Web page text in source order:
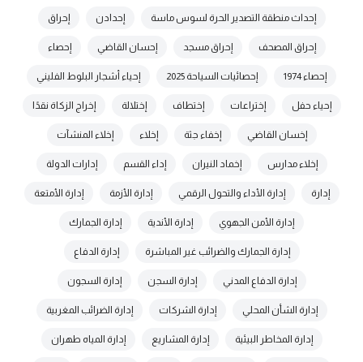
إحداث منطقة التصدير الحرة لسوس ماسة إحدادن إحراق
إحراق المصحف إحراق مسجد إحسان القاضي إحصاء
إحصاء 1974 إحصائيات السياحة 2025 إحياء أشجار البلوط الفليني
إحياء حفل إختراعات إختطاف إختلالة إخراج الزكاة نقدًا
إخسان القاضي إخفاء جثة إخلاء إخلاء المنشآت
إخلاء مدارس إخماد النيران إداء القسم إدارات الدولة
إدارة إدارة الأداء والتحول الرقمي إدارة الأزمة إدارة الأمتعة
إدارة الأمن الجهوي إدارة الأندية إدارة الجمارك
إدارة الجمارك والضرائب غير المباشرة إدارة الدفاع
إدارة الدفاع المدني إدارة السجن إدارة السجون
إدارة الشأن المحلي إدارة الشركات إدارة الضرائب المغربية
إدارة المخاطر البيئية إدارة المشاريع إدارة المياه طهران